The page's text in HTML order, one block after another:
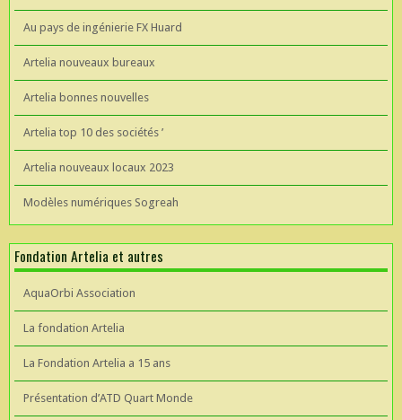
Au pays de ingénierie FX Huard
Artelia nouveaux bureaux
Artelia bonnes nouvelles
Artelia top 10 des sociétés ’
Artelia nouveaux locaux 2023
Modèles numériques Sogreah
Fondation Artelia et autres
AquaOrbi Association
La fondation Artelia
La Fondation Artelia a 15 ans
Présentation d’ATD Quart Monde